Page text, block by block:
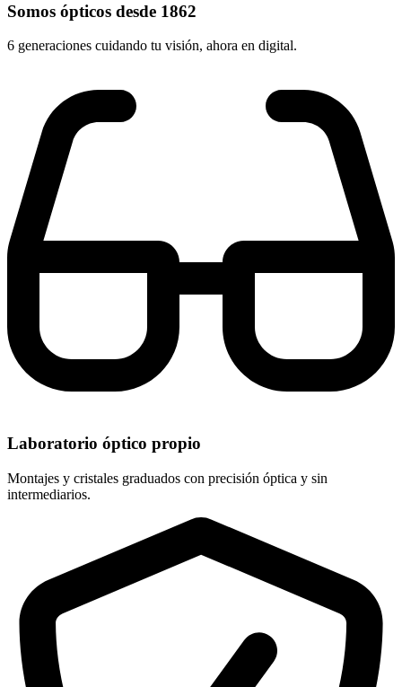
Somos ópticos desde 1862
6 generaciones cuidando tu visión, ahora en digital.
Laboratorio óptico propio
Montajes y cristales graduados con precisión óptica y sin
intermediarios.